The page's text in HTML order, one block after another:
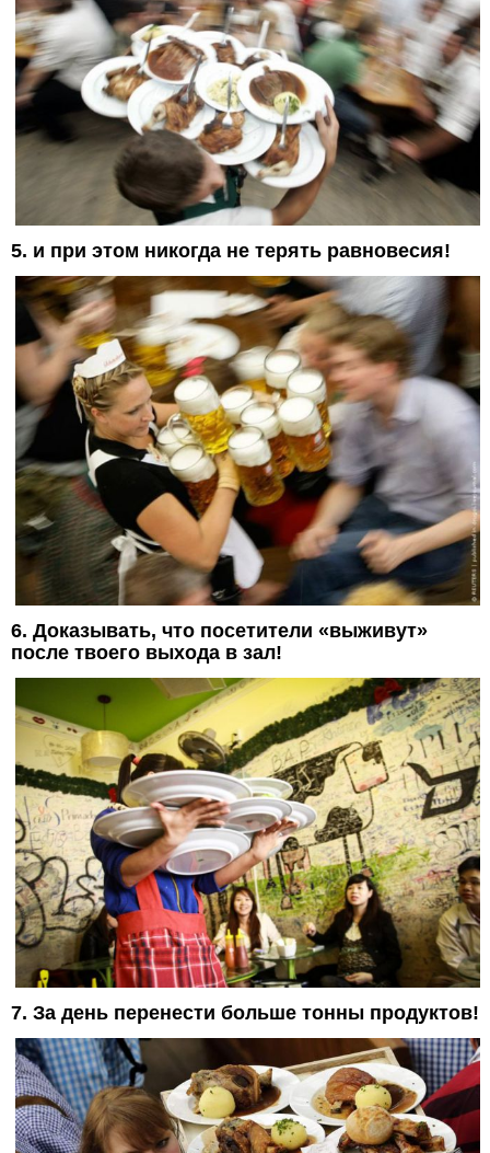
5. и при этом никогда не терять равновесия!
6. Доказывать, что посетители «выживут»
после твоего выхода в зал!
7. За день перенести больше тонны продуктов!